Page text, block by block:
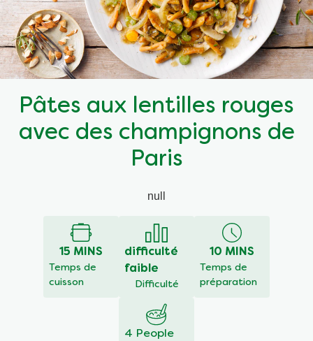
Pâtes aux lentilles rouges
avec des champignons de
Paris
null
15 MINS
Temps de
cuisson
difficulté
faible
Difficulté
10 MINS
Temps de
préparation
4 People